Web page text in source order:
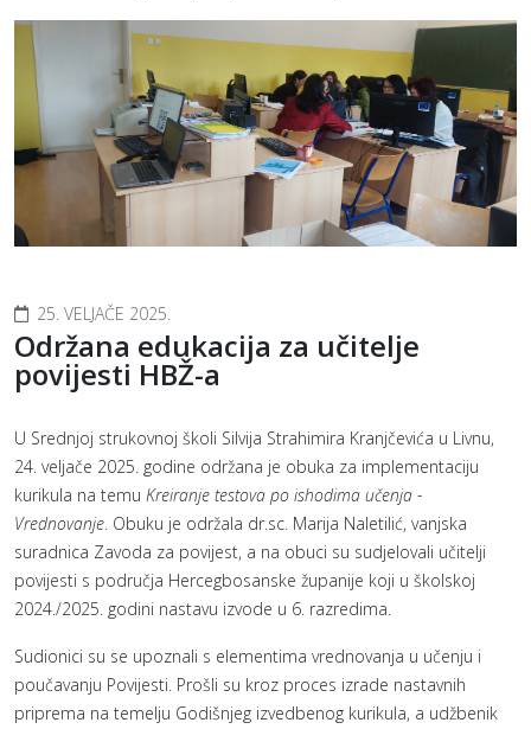
25. VELJAČE 2025.
Održana edukacija za učitelje
povijesti HBŽ-a
U Srednjoj strukovnoj školi Silvija Strahimira Kranjčevića u Livnu,
24. veljače 2025. godine održana je obuka za implementaciju
kurikula na temu Kreiranje testova po ishodima učenja -
Vrednovanje. Obuku je održala dr.sc. Marija Naletilić, vanjska
suradnica Zavoda za povijest, a na obuci su sudjelovali učitelji
povijesti s područja Hercegbosanske županije koji u školskoj
2024./2025. godini nastavu izvode u 6. razredima.
Sudionici su se upoznali s elementima vrednovanja u učenju i
poučavanju Povijesti. Prošli su kroz proces izrade nastavnih
priprema na temelju Godišnjeg izvedbenog kurikula, a udžbenik